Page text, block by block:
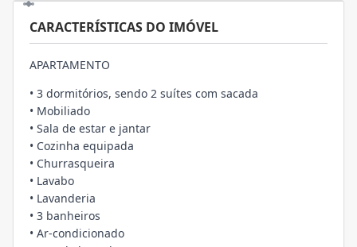
CARACTERÍSTICAS DO IMÓVEL
APARTAMENTO
• 3 dormitórios, sendo 2 suítes com sacada
• Mobiliado
• Sala de estar e jantar
• Cozinha equipada
• Churrasqueira
• Lavabo
• Lavanderia
• 3 banheiros
• Ar-condicionado